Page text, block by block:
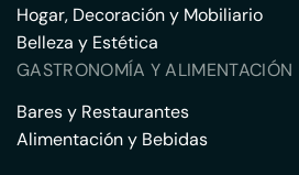
Hogar, Decoración y Mobiliario
Belleza y Estética
GASTRONOMÍA Y ALIMENTACIÓN
Bares y Restaurantes
Alimentación y Bebidas